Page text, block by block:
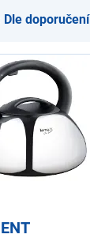
Dle doporučení